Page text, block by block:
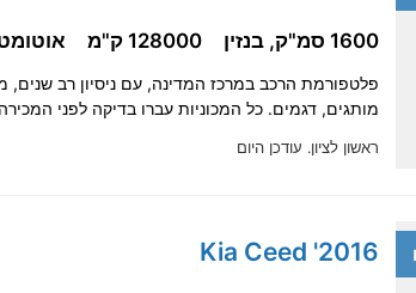
ראשון לציון. עודכן היום
1600 סמ"ק, בנזין 128000 ק"מ
פלטפורמת הרכב במרכז המדינה, עם ניסיון רב שנים,
מותגים, דגמים. כל המכוניות עברו בדיקה לפני
2016' Kia Ceed